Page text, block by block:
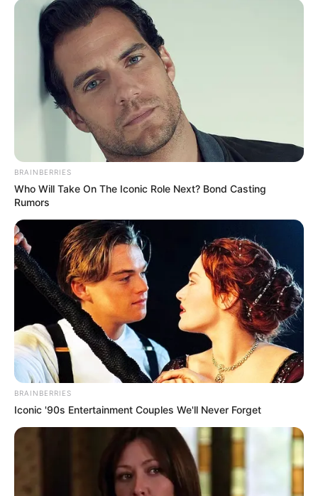
BRAINBERRIES
Who Will Take On The Iconic Role Next? Bond Casting
Rumors
BRAINBERRIES
Iconic '90s Entertainment Couples We'll Never Forget